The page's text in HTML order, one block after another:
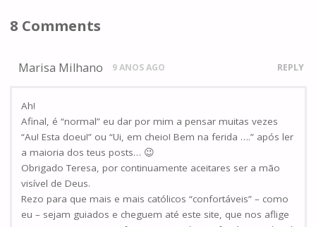
8 Comments
Marisa Milhano 9 ANOS AGO REPLY
Ah!
Afinal, é “normal” eu dar por mim a pensar muitas vezes
“Au! Esta doeu!” ou “Ui, em cheio! Bem na ferida ….” após ler
a maioria dos teus posts… 😉
Obrigado Teresa, por continuamente aceitares ser a mão
visível de Deus.
Rezo para que mais e mais católicos “confortáveis” – como
eu – sejam guiados e cheguem até este site, que nos aflige